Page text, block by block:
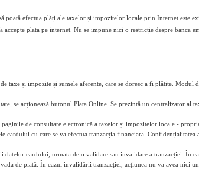
poată efectua plăți ale taxelor și impozitelor locale prin Internet este
accepte plata pe internet. Nu se impune nici o restricție despre banca
taxe și impozite și sumele aferente, care se doresc a fi plătite. Modul
se acționează butonul Plata Online. Se prezintă un centralizator al
de consultare electronică a taxelor și impozitelor locale -
cardului cu care se va efectua tranzacția financiara. Confidențialitatea
cardului, urmata de o validare sau invalidare a tranzacției. În
de plată. În cazul invalidării tranzacției, acțiunea nu va avea nici